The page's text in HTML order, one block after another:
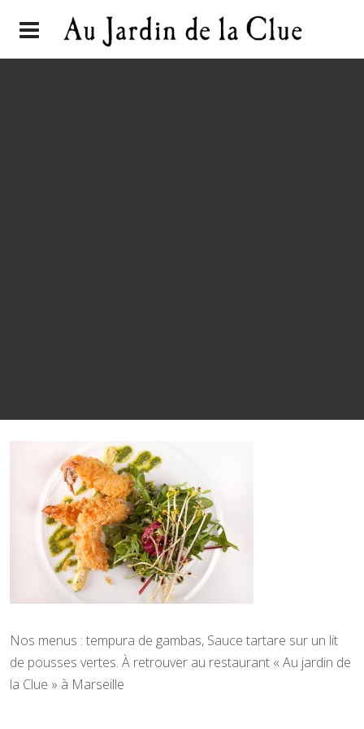
Nos menus : tempura de gambas, Sauce tartare sur un lit
de pousses vertes. À retrouver au restaurant « Au jardin de
la Clue » à Marseille